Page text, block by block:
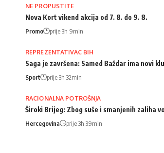
NE PROPUSTITE
Nova Kort vikend akcija od 7. 8. do 9. 8.
Promo prije 3h 9min
REPREZENTATIVAC BIH
Saga je završena: Samed Baždar ima novi
Sport prije 3h 32min
RACIONALNA POTROŠNJA
Široki Brijeg: Zbog suše i smanjenih zaliha
Hercegovina prije 3h 39min